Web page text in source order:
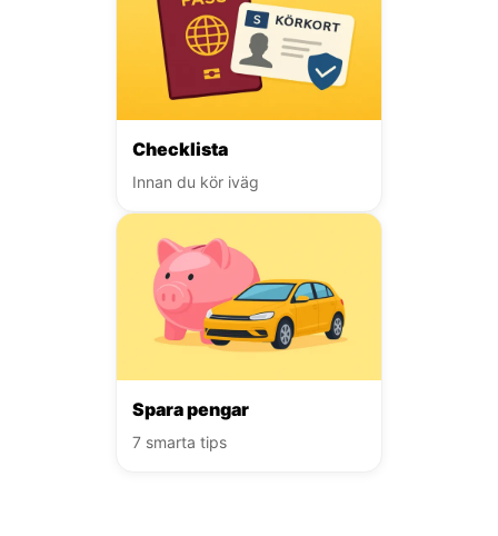
Checklista
Innan du kör iväg
Spara pengar
7 smarta tips